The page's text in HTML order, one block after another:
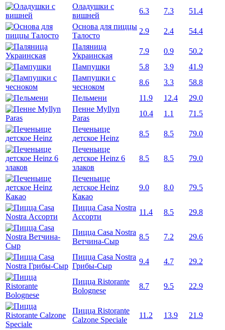
Оладушки с
вишней
6.3 7.3
51.4
Основа для пиццы
Талосто
2.9 2.4
54.4
Паляница
Украинская
7.9 0.9
50.2
Пампушки
5.8 3.9
41.9
Пампушки с
чесноком
8.6 3.3
58.8
Пельмени
11.9 12.4
29.0
Пенне Myllyn
Paras
10.4 1.1
71.5
Печеньице
детское Heinz
8.5 8.5
79.0
Печеньице
детское Heinz 6
злаков
8.5 8.5 79.0
Печеньице
детское Heinz
Какао
9.0 8.0 79.5
Пицца Casa Nostra
Ассорти
11.4 8.5 29.8
Пицца Casa Nostra
Ветчина-Сыр
8.5 7.2 29.6
Пицца Casa Nostra
Грибы-Сыр
9.4 4.7 29.2
Пицца Ristorante
Bolognese
8.7 9.5 22.9
Пицца Ristorante
Calzone Speciale
11.2 13.9 21.9